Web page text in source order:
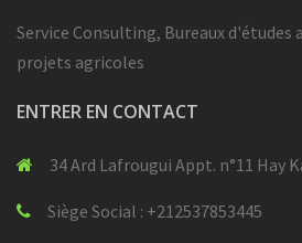
Service Consulting, Bureaux d'études
projets agricoles
ENTRER EN CONTACT
34 Ard Lafrougui Appt. n°11 Hay
Siège Social : +212537853445